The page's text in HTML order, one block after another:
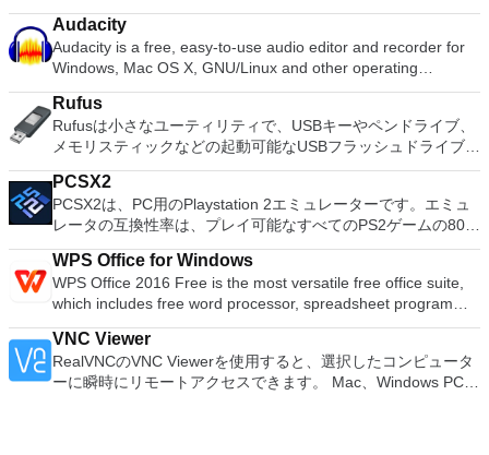
ーションおよびディスク管理ユーティリティです。パーティシ
ョンの拡張（特にシステムドライブ用）、ディスク領域の管
理、MBRおよびGUIDパーティションテーブル（GPT）ディス
クのディスク領域不足の問題の解決を可能にします。 パーテ
ィションのサイズ変更/移動システムドライブを拡張するディ
スクとパーティションをコピーパーティションをマージ分割パ
ーティション空き領域を再分配するダイナミックディスクの変
換パーティションを回復する
Audacity
Audacity is a free, easy-to-use audio editor and recorder for
Windows, Mac OS X, GNU/Linux and other operating
systems. You can use Audacity to: Record live audio. Convert
tapes and records into digital recordings or CDs. Edit Ogg
Vorbis, MP3, WAV or AIFF sound files. Cut, copy, splice or mix
sounds together. Change the speed or pitch of a recording.
Add new effects with LADSPA plug-ins. And more!
Rufus
Rufusは小さなユーティリティで、USBキーやペンドライブ、
メモリスティックなどの起動可能なUSBフラッシュドライブを
フォーマットおよび作成できます。 Rufusは、次のシナリオで
役立ちます。 Windows、Linux、およびUEFI用の起動可能な
ISOからUSBインストールメディアを作成する必要がある場
合。 OSがインストールされていないシステムで作業する必要
がある場合。 BIOSまたはその他のファームウェアをDOSから
フラッシュする必要がある場合。 低レベルのユーティリティ
を実行する必要がある場合。 Rufusは次の* ISOで動作しま
す：Arch Linux、Archbang、BartPE / pebuilder、CentOS、
Damn Small Linux、Fedora、FreeDOS、Gentoo、
gNewSense、Hiren&#39;s Boot CD、LiveXP、Knoppix、
Kubuntu、Linux Mint、NT Password Registry Editor、
OpenSUSE、Parted Magic、Slackware、Tails、Trinity
PCSX2
PCSX2は、PC用のPlaystation 2エミュレーターです。エミュ
レータの互換性率は、プレイ可能なすべてのPS2ゲームの80％
以上を誇っています。かなり強力なコンピューターを所有して
いる場合、PCSX2は優れたエミュレーターです。また、この
アプリケーションはローエンドコンピューターのサポートも提
供するため、Playstation 2コンソールのすべての所有者は、
PCで動作するゲームを見ることができます。 PCSX2エミュレ
ーターを使用すると、PS2コントローラーを使用して、本物の
プレイステーション体験をシミュレートできます。このアプリ
ケーションでは、ディスクからゲームを直接実行することも、
WPS Office for Windows
WPS Office 2016 Free is the most versatile free office suite,
which includes free word processor, spreadsheet program
and presentation maker. With these three programs you will
easily be able to deal with any office related tasks. WPS
Office 2016 Free has multiple language support for English,
French, German, Spanish, Portuguese,Russian and Polish
VNC Viewer
RealVNCのVNC Viewerを使用すると、選択したコンピュータ
ーに瞬時にリモートアクセスできます。 Mac、Windows PC、